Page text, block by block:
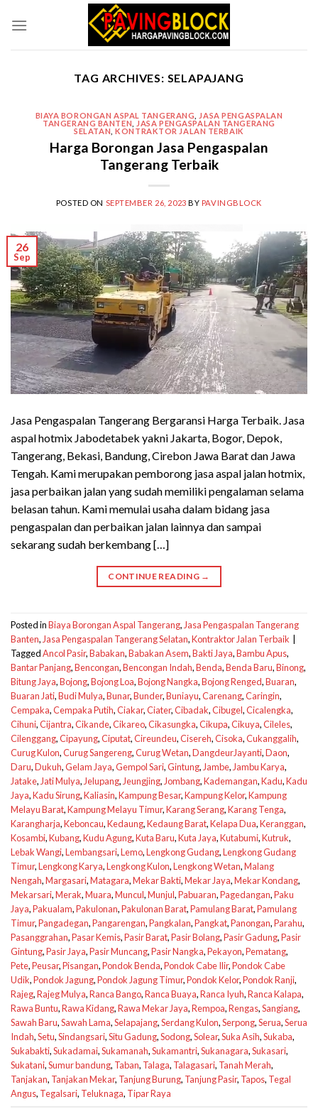
TAG ARCHIVES: SELAPAJANG
BIAYA BORONGAN ASPAL TANGERANG
JASA PENGASPALAN
TANGERANG BANTEN
JASA PENGASPALAN TANGERANG
SELATAN ,KONTRAKTOR JALAN TERBAIK
Harga Borongan Jasa Pengaspalan
Tangerang Terbaik
POSTED ON SEPTEMBER 26, 2023 BY PAVINGBLOCK
26
Sep
Jasa Pengaspalan Tangerang Bergaransi Harga Terbaik. Jasa
aspal hotmix Jabodetabek yakni Jakarta, Bogor, Depok,
Tangerang, Bekasi, Bandung, Cirebon Jawa Barat dan Jawa
Tengah. Kami merupakan pemborong jasa aspal jalan hotmix,
jasa perbaikan jalan yang sudah memiliki pengalaman selama
belasan tahun. Kami memulai usaha dalam bidang jasa
pengaspalan dan perbaikan jalan lainnya dan sampai
sekarang sudah berkembang […]
CONTINUE READING →
Posted inBiaya Borongan Aspal Tangerang,Jasa Pengaspalan Tangerang
Banten,Jasa Pengaspalan Tangerang Selatan,Kontraktor Jalan Terbaik
TaggedAncol Pasir,Babakan,Babakan Asem,Bakti Jaya,Bambu Apus,
Bantar Panjang,Bencongan,Bencongan Indah,Benda,Benda Baru,Binong,
Bitung Jaya,Bojong,Bojong Loa,Bojong Nangka,Bojong Renged,Buaran,
Buaran Jati,Budi Mulya,Bunar,Bunder,Buniayu,Carenang,Caringin,
Cempaka,Cempaka Putih,Ciakar,Ciater,Cibadak,Cibugel,Cicalengka,
Cihuni,Cijantra,Cikande,Cikareo,Cikasungka,Cikupa,Cikuya,Cileles,
Cilenggang,Cipayung,Ciputat,Cireundeu,Cisereh,Cisoka,Cukanggalih,
Curug Kulon,Curug Sangereng,Curug Wetan,DangdeurJayanti,Daon,
Daru,Dukuh,Gelam Jaya,Gempol Sari,Gintung,Jambe,Jambu Karya,
Jatake,Jati Mulya,Jelupang,Jeungjing,Jombang,Kademangan,Kadu,Kadu
Jaya,Kadu Sirung,Kaliasin,Kampung Besar,Kampung Kelor,Kampung
Melayu Barat,Kampung Melayu Timur,Karang Serang,Karang Tenga,
Karangharja,Keboncau,Kedaung,Kedaung Barat,Kelapa Dua,Keranggan,
Kosambi,Kubang,Kudu Agung,Kuta Baru,Kuta Jaya,Kutabumi,Kutruk,
Lebak Wangi,Lembangsari,Lemo,Lengkong Gudang,Lengkong Gudang
Timur,Lengkong Karya,Lengkong Kulon,Lengkong Wetan,Malang
Nengah,Margasari,Matagara,Mekar Bakti,Mekar Jaya,Mekar Kondang,
Mekarsari,Merak,Muara,Muncul,Munjul,Pabuaran,Pagedangan,Paku
Jaya,Pakualam,Pakulonan,Pakulonan Barat,Pamulang Barat,Pamulang
Timur,Pangadegan,Pangarengan,Pangkalan,Pangkat,Panongan,Parahu,
Pasanggrahan,Pasar Kemis,Pasir Barat,Pasir Bolang,Pasir Gadung,Pasir
Gintung,Pasir Jaya,Pasir Muncang,Pasir Nangka,Pekayon,Pematang,
Pete,Peusar,Pisangan,Pondok Benda,Pondok Cabe Ilir,Pondok Cabe
Udik,Pondok Jagung,Pondok Jagung Timur,Pondok Kelor,Pondok Ranji,
Rajeg,Rajeg Mulya,Ranca Bango,Ranca Buaya,Ranca Iyuh,Ranca Kalapa,
Rawa Buntu,Rawa Kidang,Rawa Mekar Jaya,Rempoa,Rengas,Sangiang,
Sawah Baru,Sawah Lama,Selapajang,Serdang Kulon,Serpong,Serua,Serua
Indah,Setu,Sindangsari,Situ Gadung,Sodong,Solear,Suka Asih,Sukaba,
Sukabakti,Sukadamai,Sukamanah,Sukamantri,Sukanagara,Sukasari,
Sukatani,Sumur bandung, Taban, Talaga, Talagasari, Tanah Merah,
Tanjakan, Tanjakan Mekar, Tanjung Burung, Tanjung Pasir, Tapos, Tegal
Angus, Tegalsari, Teluknaga, Tipar Raya